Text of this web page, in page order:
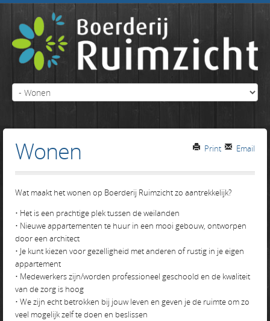
Email
Print
Wonen
Wat maakt het wonen op Boerderij Ruimzicht zo aantrekkelijk?
• Het is een prachtige plek tussen de weilanden
• Nieuwe appartementen te huur in een mooi gebouw, ontworpen
door een architect
• Je kunt kiezen voor gezelligheid met anderen of rustig in je eigen
appartement
• Medewerkers zijn/worden professioneel geschoold en de kwaliteit
van de zorg is hoog
• We zijn echt betrokken bij jouw leven en geven je de ruimte om zo
veel mogelijk zelf te doen en beslissen